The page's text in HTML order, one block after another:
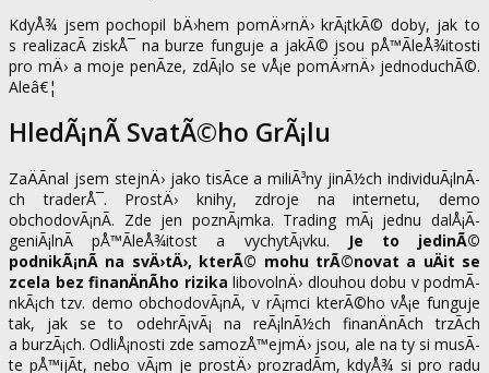
KdyÅ¾ jsem pochopil bÄ›hem pomÄ›rnÄ› krÃ¡tkÃ© doby, jak to
s realizacÃ­ ziskÅ¯ na burze funguje a jakÃ© jsou pÅ™Ã­leÅ¾itosti
pro mÄ› a moje penÃ­ze, zdÃ¡lo se vÅ¡e pomÄ›rnÄ› jednoduchÃ©.
Aleâ€¦
HledÃ¡nÃ­ SvatÃ©ho GrÃ¡lu
ZaÄÃ­nal jsem stejnÄ› jako tisÃ­ce a miliÃ³ny jinÃ½ch individuÃ¡lnÃ­
ch traderÅ¯. ProstÄ› knihy, zdroje na internetu, demo
obchodovÃ¡nÃ­. Zde jen poznÃ¡mka. Trading mÃ¡ jednu dalÅ¡Ã­
geniÃ¡lnÃ­ pÅ™Ã­leÅ¾itost a vychytÃ¡vku.
Je to jedinÃ©
podnikÃ¡nÃ­ na svÄ›tÄ›, kterÃ© mohu trÃ©novat a uÄit se
zcela bez finanÄnÃ­ho rizika libovolnÄ› dlouhou dobu v podmÃ­
nkÃ¡ch tzv. demo obchodovÃ¡nÃ­, v rÃ¡mci kterÃ©ho vÅ¡e funguje
tak, jak se to odehrÃ¡vÃ¡ na reÃ¡lnÃ½ch finanÄnÃ­ch trzÃ­ch
a burzÃ¡ch. OdliÅ¡nosti zde samozÅ™ejmÄ› jsou, ale na ty si musÃ­
te pÅ™ijÃ­t, nebo vÃ¡m je prostÄ› prozradÃ­m, kdyÅ¾ si pro radu